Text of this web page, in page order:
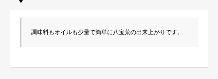
調味料もオイルも少量で簡単に八宝菜の出来上がりです。